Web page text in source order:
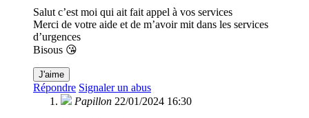
Salut c’est moi qui ait fait appel à vos services
Merci de votre aide et de m’avoir mit dans les services
d’urgences
Bisous 😘
J'aime
Répondre Signaler un abus
Papillon 22/01/2024 16:30